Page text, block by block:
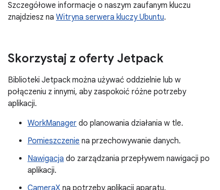
Szczegółowe informacje o naszym zaufanym kluczu
znajdziesz na Witryna serwera kluczy Ubuntu.
Skorzystaj z oferty Jetpack
Biblioteki Jetpack można używać oddzielnie lub w
połączeniu z innymi, aby zaspokoić różne potrzeby
aplikacji.
WorkManager do planowania działania w tle.
Pomieszczenie na przechowywanie danych.
Nawigacja do zarządzania przepływem nawigacji po
aplikacji.
CameraX na potrzeby aplikacji aparatu.